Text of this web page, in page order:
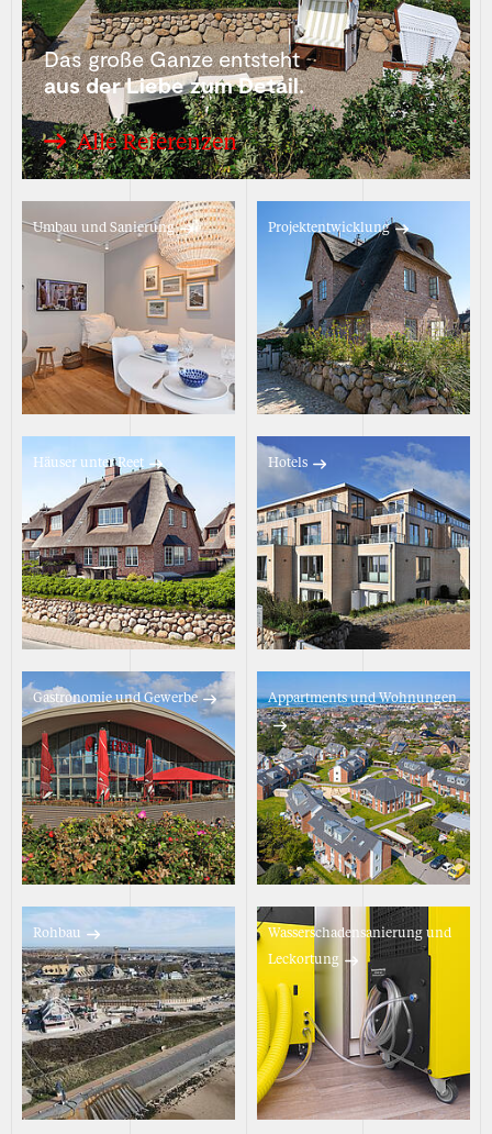
Das große Ganze entsteht
aus der Liebe zum Detail.
Alle Referenzen
Umbau und Sanierung Projektentwicklung
Häuser unter Reet Hotels
Gastronomie und Gewerbe Appartments und Wohnungen
Rohbau
Wasserschadensanierung und
Leckortung